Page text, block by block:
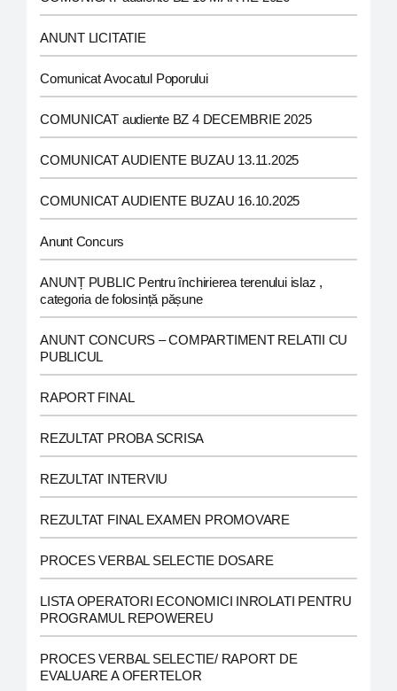
ANUNT LICITATIE
Comunicat Avocatul Poporului
COMUNICAT audiente BZ 4 DECEMBRIE 2025
COMUNICAT AUDIENTE BUZAU 13.11.2025
COMUNICAT AUDIENTE BUZAU 16.10.2025
Anunt Concurs
ANUNȚ PUBLIC Pentru închirierea terenului islaz ,
categoria de folosință pășune
ANUNT CONCURS – COMPARTIMENT RELATII CU
PUBLICUL
RAPORT FINAL
REZULTAT PROBA SCRISA
REZULTAT INTERVIU
REZULTAT FINAL EXAMEN PROMOVARE
PROCES VERBAL SELECTIE DOSARE
LISTA OPERATORI ECONOMICI INROLATI PENTRU
PROGRAMUL REPOWEREU
PROCES VERBAL SELECTIE/ RAPORT DE
EVALUARE A OFERTELOR